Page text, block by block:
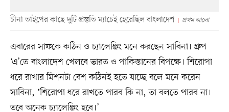
চীনা তাইপের কাছে দুটি প্রস্তুতি ম্যাচেই হেরেছিল বাংলাদেশ প্রথম আলো
এবারের সাফকে কঠিন ও চ্যালেঞ্জিং মনে করছেন সাবিনা। গ্রুপ
‘এ’তে বাংলাদেশ খেলবে ভারত ও পাকিস্তানের বিপক্ষে। শিরোপা
ধরে রাখার মিশনটা বেশ কঠিনই হতে যাচ্ছে বলে মনে করেন
সাবিনা, ‘শিরোপা ধরে রাখতে পারব কি না, তা বলতে পারব না।
তবে অনেক চ্যালেঞ্জিং হবে।’